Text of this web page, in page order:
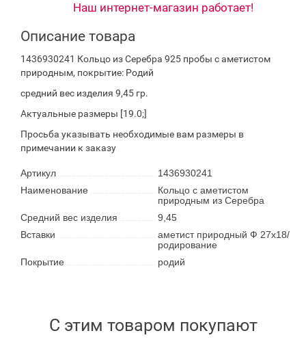
Наш интернет-магазин работает!
Описание товара
1436930241 Кольцо из Серебра 925 пробы с аметистом
природным, покрытие: Родий
средний вес изделия 9,45 гр.
Актуальные размеры [19.0;]
Просьба указывать необходимые вам размеры в
примечании к заказу
Артикул
1436930241
Наименование
Кольцо с аметистом
природным из Серебра
Средний вес изделия
9,45
Вставки
аметист природный Ф 27х18/
родирование
Покрытие
родий
С этим товаром покупают